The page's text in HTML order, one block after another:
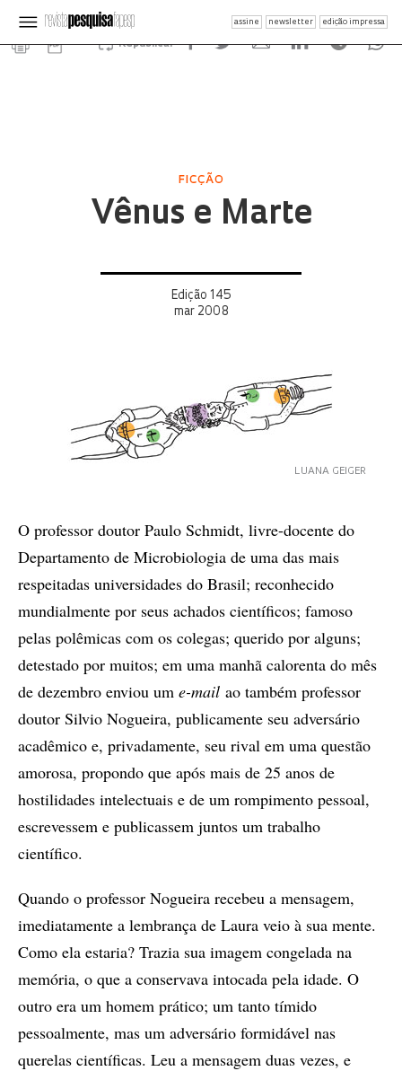
assine newsletter edição impressa
Republicar
FICÇÃO
Vênus e Marte
Edição 145
mar 2008
LUANA GEIGER
O professor doutor Paulo Schmidt, livre-docente do
Departamento de Microbiologia de uma das mais
respeitadas universidades do Brasil; reconhecido
mundialmente por seus achados científicos; famoso
pelas polêmicas com os colegas; querido por alguns;
detestado por muitos; em uma manhã calorenta do mês
de dezembro enviou um e-mail ao também professor
doutor Silvio Nogueira, publicamente seu adversário
acadêmico e, privadamente, seu rival em uma questão
amorosa, propondo que após mais de 25 anos de
hostilidades intelectuais e de um rompimento pessoal,
escrevessem e publicassem juntos um trabalho
científico.
Quando o professor Nogueira recebeu a mensagem,
imediatamente a lembrança de Laura veio à sua mente.
Como ela estaria? Trazia sua imagem congelada na
memória, o que a conservava intocada pela idade. O
outro era um homem prático; um tanto tímido
pessoalmente, mas um adversário formidável nas
querelas científicas. Leu a mensagem duas vezes, e